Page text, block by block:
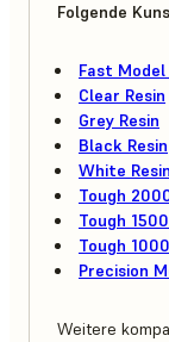
Folgende
Fast Model
Clear Resin
Grey Resin
Black Resin
White Resin
Tough
Tough
Tough
Precision
Weitere